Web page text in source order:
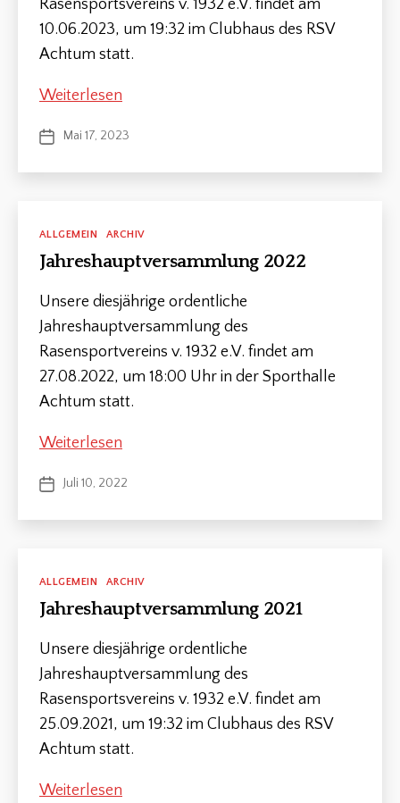
Rasensportsvereins v. 1932 e.V. findet am
10.06.2023, um 19:32 im Clubhaus des RSV
Achtum statt.
Weiterlesen
Veröffentlichungsdatum
Mai 17, 2023
Kategorien
ALLGEMEIN ARCHIV
Jahreshauptversammlung 2022
Unsere diesjährige ordentliche
Jahreshauptversammlung des
Rasensportvereins v. 1932 e.V. findet am
27.08.2022, um 18:00 Uhr in der Sporthalle
Achtum statt.
Weiterlesen
Veröffentlichungsdatum
Juli 10, 2022
Schlagwörter
M
gl
d
e
r
e
s
m
lu
V
r
a
n
Kategorien
ALLGEMEIN ARCHIV
Jahreshauptversammlung 2021
Unsere diesjährige ordentliche
Jahreshauptversammlung des
Rasensportsvereins v. 1932 e.V. findet am
25.09.2021, um 19:32 im Clubhaus des RSV
Achtum statt.
Weiterlesen
M
gl
d
e
r
e
s